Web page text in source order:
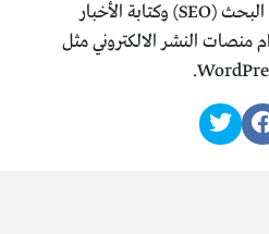
محركات البحث (SEO) وكتابة الأخبار
منصات النشر الالكتروني مثل